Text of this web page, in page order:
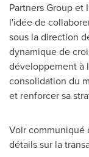
Partners Group et
l'idée de
sous la direction
dynamique de
développement à
consolidation du
et renforcer sa
Voir communiqué
détails sur la